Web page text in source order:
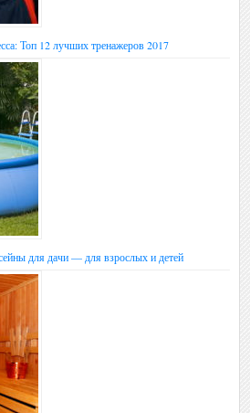
Топ 12 лучших тренажеров 2017
для дачи — для взрослых и детей